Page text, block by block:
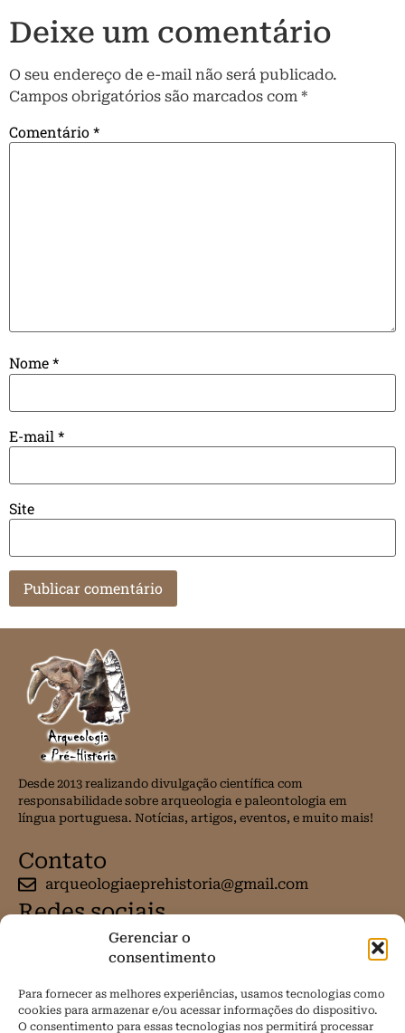
Gerenciar o
consentimento
Para fornecer as melhores experiências, usamos tecnologias como
cookies para armazenar e/ou acessar informações do dispositivo.
O consentimento para essas tecnologias nos permitirá processar
Deixe um comentário
O seu endereço de e-mail não será publicado.
Campos obrigatórios são marcados com *
Comentário*
Nome*
E-mail *
Site
Desde 2013 realizando divulgação científica com
responsabilidade sobre arqueologia e paleontologia em
língua portuguesa. Notícias, artigos, eventos, e muito mais!
Contato
arqueologiaeprehistoria@gmail.com
Redes sociais